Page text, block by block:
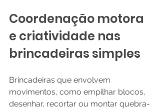
Coordenação motora
e criatividade nas
brincadeiras simples
Brincadeiras que envolvem
movimentos, como empilhar blocos,
desenhar, recortar ou montar quebra-